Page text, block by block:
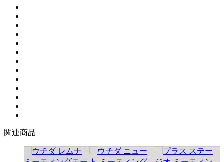
関連商品